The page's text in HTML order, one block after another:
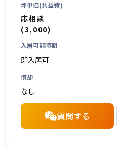
坪単価(共益費)
応相談
(3,000)
入居可能時期
即入居可
償却
なし
質問する